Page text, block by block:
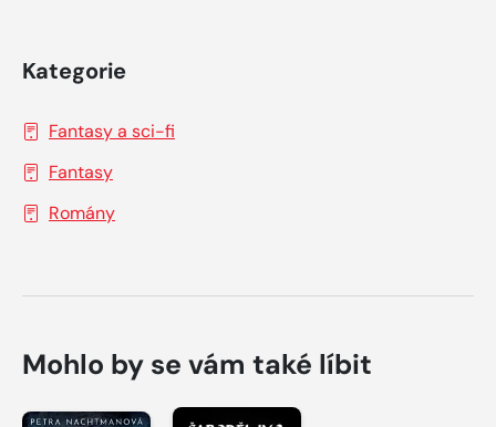
Kategorie
Fantasy a sci-fi
Fantasy
Romány
Mohlo by se vám také líbit